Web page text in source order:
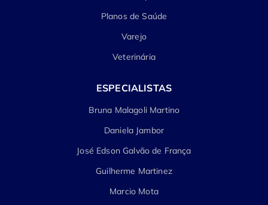
Planos de Saúde
Varejo
Veterinária
ESPECIALISTAS
Bruna Malagoli Martino
Daniela Jambor
José Edson Galvão de França
Guilherme Martinez
Marcio Mota